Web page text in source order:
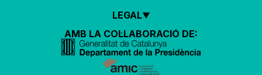
LEGAL
AMB LA COL·LABORACIÓ DE: